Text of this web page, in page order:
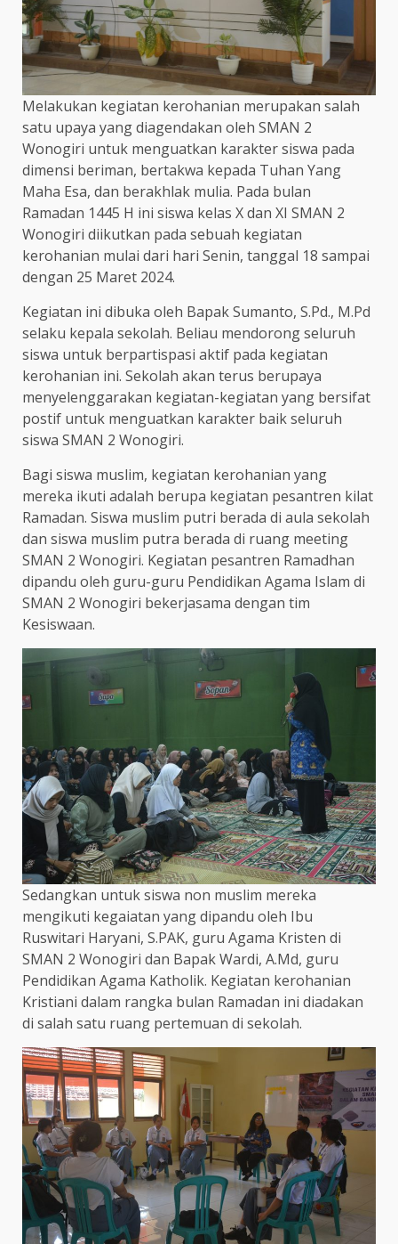
Melakukan kegiatan kerohanian merupakan salah
satu upaya yang diagendakan oleh SMAN 2
Wonogiri untuk menguatkan karakter siswa pada
dimensi beriman, bertakwa kepada Tuhan Yang
Maha Esa, dan berakhlak mulia. Pada bulan
Ramadan 1445 H ini siswa kelas X dan XI SMAN 2
Wonogiri diikutkan pada sebuah kegiatan
kerohanian mulai dari hari Senin, tanggal 18 sampai
dengan 25 Maret 2024.
Kegiatan ini dibuka oleh Bapak Sumanto, S.Pd., M.Pd
selaku kepala sekolah. Beliau mendorong seluruh
siswa untuk berpartispasi aktif pada kegiatan
kerohanian ini. Sekolah akan terus berupaya
menyelenggarakan kegiatan-kegiatan yang bersifat
postif untuk menguatkan karakter baik seluruh
siswa SMAN 2 Wonogiri.
Bagi siswa muslim, kegiatan kerohanian yang
mereka ikuti adalah berupa kegiatan pesantren kilat
Ramadan. Siswa muslim putri berada di aula sekolah
dan siswa muslim putra berada di ruang meeting
SMAN 2 Wonogiri. Kegiatan pesantren Ramadhan
dipandu oleh guru-guru Pendidikan Agama Islam di
SMAN 2 Wonogiri bekerjasama dengan tim
Kesiswaan.
Sedangkan untuk siswa non muslim mereka
mengikuti kegaiatan yang dipandu oleh Ibu
Ruswitari Haryani, S.PAK, guru Agama Kristen di
SMAN 2 Wonogiri dan Bapak Wardi, A.Md, guru
Pendidikan Agama Katholik. Kegiatan kerohanian
Kristiani dalam rangka bulan Ramadan ini diadakan
di salah satu ruang pertemuan di sekolah.